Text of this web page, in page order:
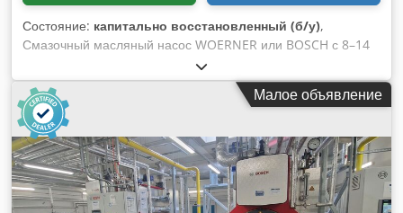
Состояние: капитально восстановленный (б/у),
Смазочный масляный насос WOERNER или BOSCH с 8–14
насосными элементами и колебательным приводом,
подача масла каждым насосным элементом регулируется
индивидуально. Credpfx Aoxl Aaujh DefМалое объявление